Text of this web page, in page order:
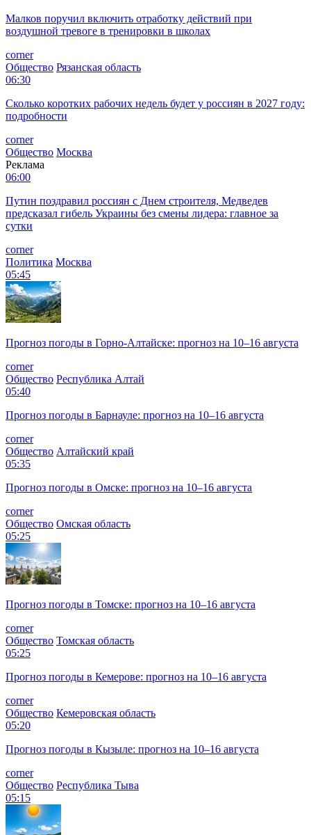
Малков поручил включить отработку действий при
воздушной тревоге в тренировки в школах
corner
Общество Рязанская область
06:30
Сколько коротких рабочих недель будет у россиян в 2027 году:
подробности
corner
Общество Москва
Реклама
06:00
Путин поздравил россиян с Днем строителя, Медведев
предсказал гибель Украины без смены лидера: главное за
сутки
corner
Политика Москва
05:45
Прогноз погоды в Горно-Алтайске: прогноз на 10–16 августа
corner
Общество Республика Алтай
05:40
Прогноз погоды в Барнауле: прогноз на 10–16 августа
corner
Общество Алтайский край
05:35
Прогноз погоды в Омске: прогноз на 10–16 августа
corner
Общество Омская область
05:25
Прогноз погоды в Томске: прогноз на 10–16 августа
corner
Общество Томская область
05:25
Прогноз погоды в Кемерове: прогноз на 10–16 августа
corner
Общество Кемеровская область
05:20
Прогноз погоды в Кызыле: прогноз на 10–16 августа
corner
Общество Республика Тыва
05:15